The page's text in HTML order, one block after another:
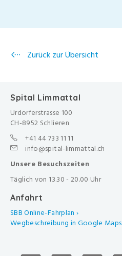
Zurück zur Übersicht
Spital Limmattal
Urdorferstrasse 100
CH-8952 Schlieren
+41 44 733 11 11
info@spital-limmattal.ch
Unsere Besuchszeiten
Täglich von 13.30 - 20.00 Uhr
Anfahrt
SBB Online-Fahrplan ›
Wegbeschreibung in Google Maps